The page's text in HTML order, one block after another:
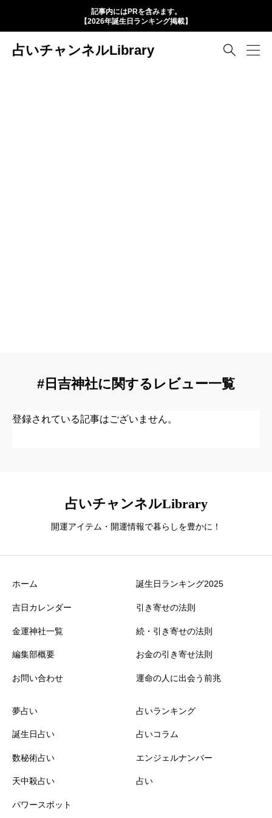
記事内にはPRを含みます。
【2026年誕生日ランキング掲載】
占いチャンネルLibrary 
#日吉神社に関するレビュー一覧
登録されている記事はございません。
占いチャンネルLibrary
開運アイテム・開運情報で暮らしを豊かに！
ホーム
吉日カレンダー
金運神社一覧
編集部概要
お問い合わせ
誕生日ランキング2025
引き寄せの法則
続・引き寄せの法則
お金の引き寄せ法則
運命の人に出会う前兆
夢占い
誕生日占い
数秘術占い
天中殺占い
パワースポット
占いランキング
占いコラム
エンジェルナンバー
占い